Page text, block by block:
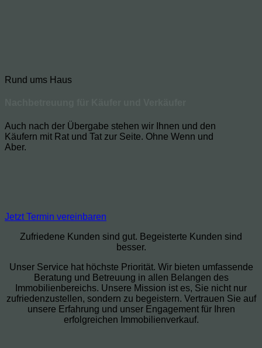
Rund ums Haus
Auch nach der Übergabe stehen wir Ihnen und den
Käufern mit Rat und Tat zur Seite. Ohne Wenn und
Aber.
Jetzt Termin vereinbaren
Zufriedene Kunden sind gut. Begeisterte Kunden sind
besser.
Unser Service hat höchste Priorität. Wir bieten umfassende
Beratung und Betreuung in allen Belangen des
Immobilienbereichs. Unsere Mission ist es, Sie nicht nur
zufriedenzustellen, sondern zu begeistern. Vertrauen Sie auf
unsere Erfahrung und unser Engagement für Ihren
erfolgreichen Immobilienverkauf.